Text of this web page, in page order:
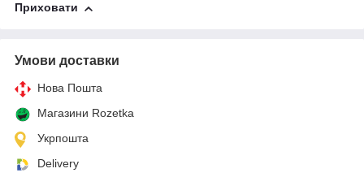
Приховати
Умови доставки
Нова Пошта
Магазини Rozetka
Укрпошта
Delivery